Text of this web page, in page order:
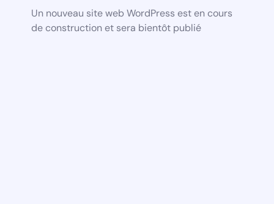
Un nouveau site web WordPress est en cours
de construction et sera bientôt publié